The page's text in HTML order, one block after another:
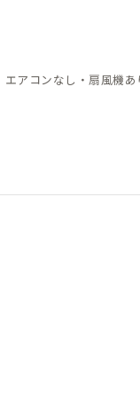
アコンなし・扇風機あ